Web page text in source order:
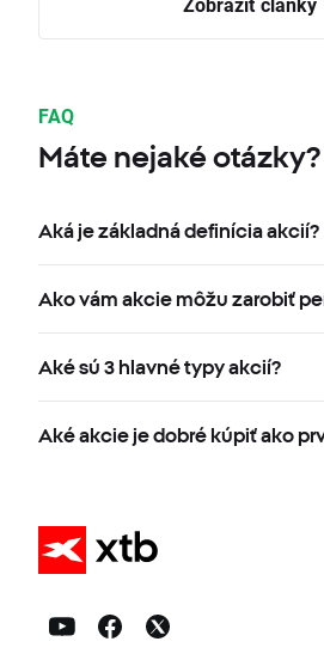
FAQ
Máte nejaké otázky?
Aká je základná definícia akcií?
Ako vám akcie môžu zarobiť
Aké sú 3 hlavné typy akcií?
Aké akcie je dobré kúpiť ako